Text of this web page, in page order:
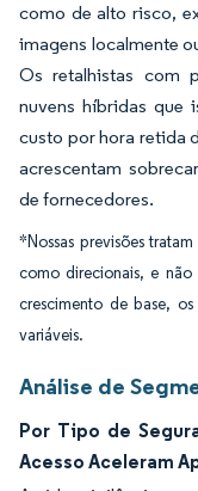
como de alto risco,
imagens localmente
Os retalhistas com
nuvens híbridas que
custo por hora retida
acrescentam
de fornecedores.
*Nossas previsões
como direcionais, e
crescimento de base,
variáveis.
Análise de
Por Tipo de
Acesso Aceleram